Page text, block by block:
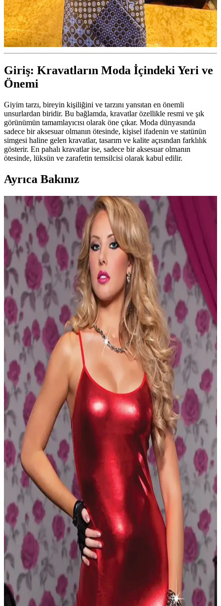
Giriş: Kravatların Moda İçindeki Yeri ve
Önemi
Giyim tarzı, bireyin kişiliğini ve tarzını yansıtan en önemli
unsurlardan biridir. Bu bağlamda, kravatlar özellikle resmi ve şık
görünümün tamamlayıcısı olarak öne çıkar. Moda dünyasında
sadece bir aksesuar olmanın ötesinde, kişisel ifadenin ve statünün
simgesi haline gelen kravatlar, tasarım ve kalite açısından farklılık
gösterir. En pahalı kravatlar ise, sadece bir aksesuar olmanın
ötesinde, lüksün ve zarafetin temsilcisi olarak kabul edilir.
Ayrıca Bakınız
Lüks Minimalist Moda Dünyasında Öne Çıkan
Markalar, Tasarımcılar ve Alışveriş Trendleri
Lüks minimalist moda, seçkin markalar ve tasarımcıların sade,
kaliteli tasarımlarıyla şekilleniyor. Yüksek fiyatlar tüketici
alışkanlıklarını etkiliyor, ikinci el ve indirimli ürünler öne çıkıyor.
Valentino Erkek Montları: Şıklık ve Kalitenin
Buluştuğu Modern Tasarımlar
Valentino erkek montları, yüksek kalite ve şık tasarımlarıyla tarz
sahibi erkeklerin gardırobunda vazgeçilmez olur. Modern modeller
ve dayanıklı malzemeleriyle her mevsime uygun seçenekler sunar.
Luciano Bellini Erkek Ayakkabıları: Kalite ve
Şıklığın Modern Buluşması
Luciano Bellini erkek ayakkabıları, yüksek kalite deri ve özgün
tasarımlarıyla hem şıklık hem de dayanıklılık sunar, günlük ve resmi
kombinleriniz için ideal seçenekler sağlar.
Vakko Şal: Zarif ve Çok Yönlü Kadın Şalı, Lüks
Tasarım ve Konfor Sunar
Vakko şal, %55 pamuk ve %45 ipek içeriğiyle hafif ve lüks bir
deneyim sunar. Zarif tasarımı ve çok yönlü kullanımıyla her mevsim
şıklığınızı tamamlar, konfor sağlar.
Modica Amando Hakiki Deri İş ve Günlük
Kullanım İçin Şık ve Fonksiyonel Cüzdan
Modica Amando hakiki deri cüzdan, geniş kapasitesi ve şık
tasarımıyla iş ve günlük yaşamda pratiklik sağlar, kişiye özel
detaylar ve dayanıklı malzemeleriyle öne çıkar.
Pierre Cardin Saten Dantelli Gecelik ve Sabahlık
Takımı - Şıklık ve Konfor Bir Arada
Pierre Cardin'in yüksek kaliteli saten dantelli gecelik ve sabahlık
takımı, şıklık ve konforu bir arada sunar. Zarif detaylar ve rahat
tasarımıyla özel günlerinizin vazgeçilmezi olur.